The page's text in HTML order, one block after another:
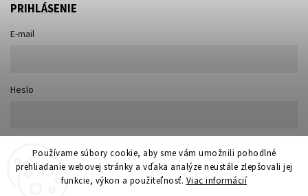
Používame súbory cookie, aby sme vám umožnili pohodlné
prehliadanie webovej stránky a vďaka analýze neustále zlepšovali jej
funkcie, výkon a použiteľnosť. Viac informácií
PRIHLÁSENIE
E-mail
Heslo
Prihlásiť sa
Nová registrácia
Zabudnuté heslo